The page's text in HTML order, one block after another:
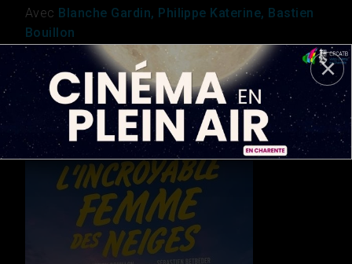
Avec Blanche Gardin, Philippe Katerine, Bastien
Bouillon
Genre
Comédie dramatique
NationalitéFrance
Durée 1h 42